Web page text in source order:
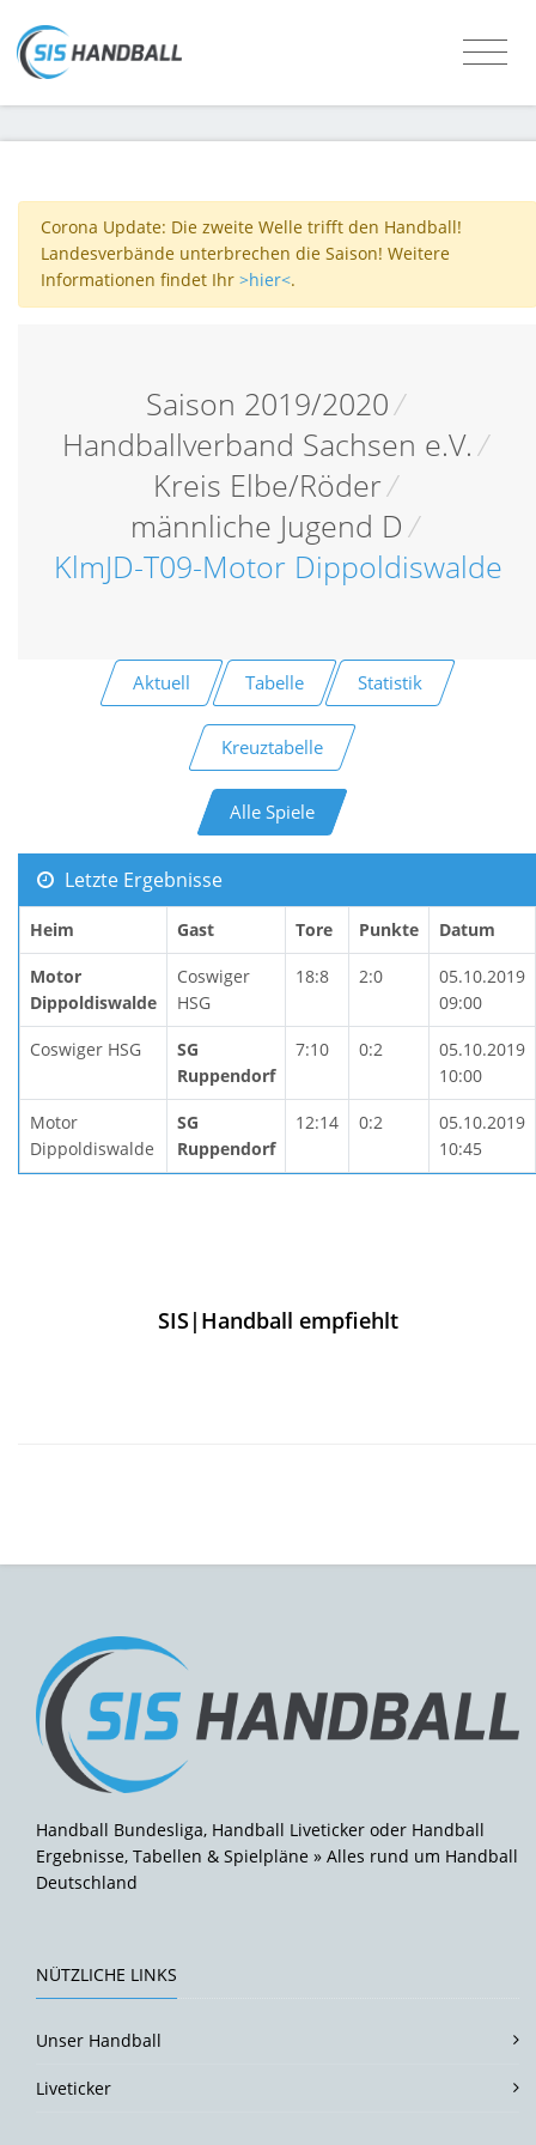
Corona Update: Die zweite Welle trifft den Handball!
Landesverbände unterbrechen die Saison! Weitere
Informationen findet Ihr >hier<.
Saison 2019/2020/
Handballverband Sachsen e.V./
Kreis Elbe/Röder/
männliche Jugend D /
KlmJD-T09-Motor Dippoldiswalde
Aktuell Tabelle Statistik
Kreuztabelle
Alle Spiele
Letzte Ergebnisse
Heim Gast Tore Punkte Datum
Motor
Dippoldiswalde
Coswiger
HSG
18:8 2:0
05.10.2019
09:00
Coswiger HSG
SG
Ruppendorf
7:10 0:2
05.10.2019
10:00
Motor
Dippoldiswalde
SG
Ruppendorf
12:14 0:2
05.10.2019
10:45
SIS|Handball empfiehlt
Handball Bundesliga, Handball Liveticker oder Handball
Ergebnisse, Tabellen & Spielpläne » Alles rund um Handball
Deutschland
NÜTZLICHE LINKS
Unser Handball
Liveticker